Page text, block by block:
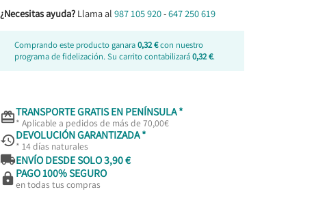
¿Necesitas ayuda? Llama al 987 105 920-647 250 619
Comprando este producto ganara0,32 €con nuestro
programa de fidelización. Su carrito contabilizará0,32 €.
TRANSPORTE GRATIS EN PENÍNSULA *
* Aplicable a pedidos de más de 70,00€
DEVOLUCIÓN GARANTIZADA *
* 14 días naturales
ENVÍO DESDE SOLO 3,90 €
 PAGO 100% SEGURO
en todas tus compras